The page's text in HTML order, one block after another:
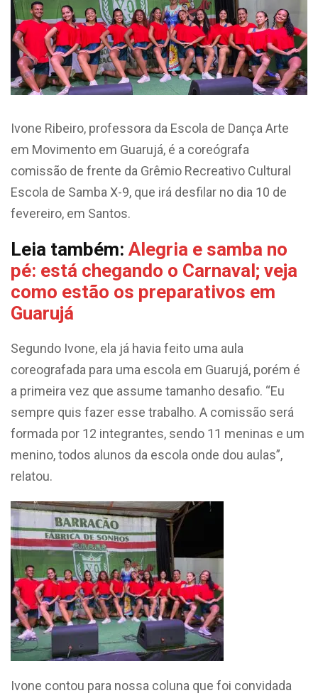
Ivone Ribeiro, professora da Escola de Dança Arte
em Movimento em Guarujá, é a coreógrafa
comissão de frente da Grêmio Recreativo Cultural
Escola de Samba X-9, que irá desfilar no dia 10 de
fevereiro, em Santos.
Leia também: Alegria e samba no
pé: está chegando o Carnaval; veja
como estão os preparativos em
Guarujá
Segundo Ivone, ela já havia feito uma aula
coreografada para uma escola em Guarujá, porém é
a primeira vez que assume tamanho desafio. “Eu
sempre quis fazer esse trabalho. A comissão será
formada por 12 integrantes, sendo 11 meninas e um
menino, todos alunos da escola onde dou aulas”,
relatou.
Ivone contou para nossa coluna que foi convidada